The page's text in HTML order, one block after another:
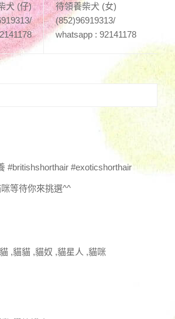
犬 (仔)
待領養柴犬 (女)
(852)96919313/
whatsapp : 92141178
#britishshorthair #exoticshorthair
等待你來挑選^^
,貓貓 ,貓奴 ,貓星人 ,貓咪